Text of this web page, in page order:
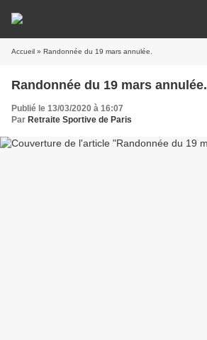
Accueil » Randonnée du 19 mars annulée.
Randonnée du 19 mars annulée.
Publié le 13/03/2020 à 16:07
Par Retraite Sportive de Paris